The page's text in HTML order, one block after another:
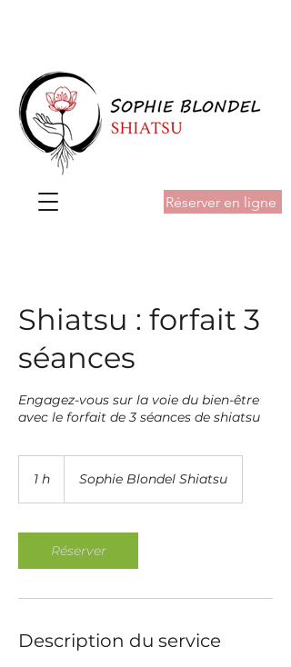
Réserver en ligne
Shiatsu : forfait 3
séances
Engagez-vous sur la voie du bien-être
avec le forfait de 3 séances de shiatsu
1 h Sophie Blondel Shiatsu
Réserver
Description du service